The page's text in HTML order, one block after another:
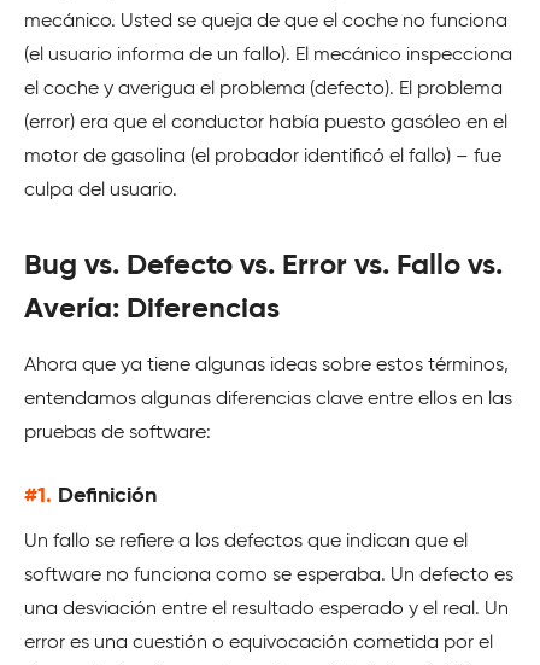
mecánico. Usted se queja de que el coche no funciona
(el usuario informa de un fallo). El mecánico inspecciona
el coche y averigua el problema (defecto). El problema
(error) era que el conductor había puesto gasóleo en el
motor de gasolina (el probador identificó el fallo) – fue
culpa del usuario.
Bug vs. Defecto vs. Error vs. Fallo vs.
Avería: Diferencias
Ahora que ya tiene algunas ideas sobre estos términos,
entendamos algunas diferencias clave entre ellos en las
pruebas de software:
#1. Definición
Un fallo se refiere a los defectos que indican que el
software no funciona como se esperaba. Un defecto es
una desviación entre el resultado esperado y el real. Un
error es una cuestión o equivocación cometida por el